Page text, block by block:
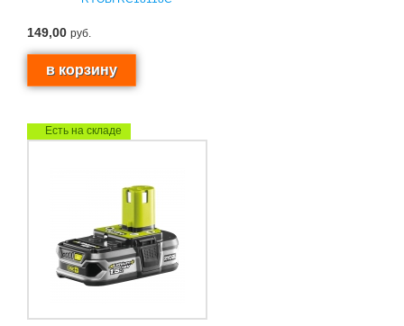
149,00 руб.
Есть на складе